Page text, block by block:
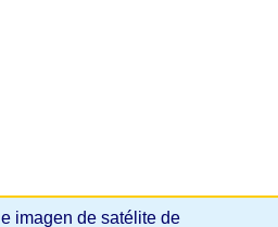
imagen de satélite de